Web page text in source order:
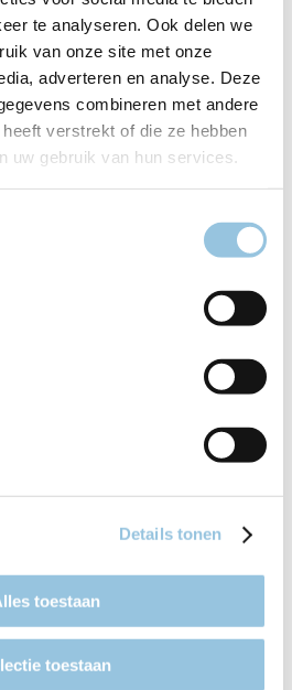
te analyseren. Ook delen we
van onze site met onze
adverteren en analyse. Deze
combineren met andere
verstrekt of die ze hebben
uw gebruik van hun services.
Details tonen
toestaan
toestaan